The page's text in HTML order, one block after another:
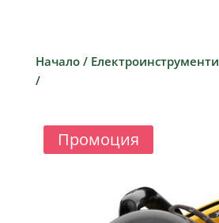
Начало/ Електроинструменти
/
Промоция